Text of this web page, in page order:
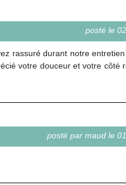
posté le
rassuré durant notre
votre douceur et votre côté
posté par maud le